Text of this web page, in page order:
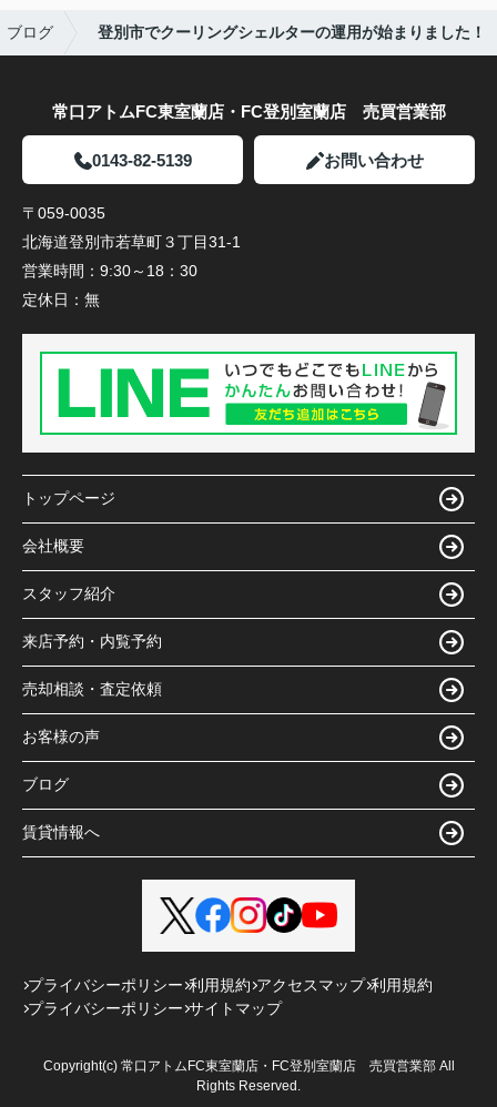
ブログ 登別市でクーリングシェルターの運用が始まりました！
常口アトムFC東室蘭店・FC登別室蘭店 売買営業部
0143-82-5139 お問い合わせ
〒059-0035
北海道登別市若草町３丁目31-1
営業時間： 9:30～18：30
定休日： 無
トップページ
会社概要
スタッフ紹介
来店予約・内覧予約
売却相談・査定依頼
お客様の声
ブログ
賃貸情報へ
プライバシーポリシー 利用規約 アクセスマップ 利用規約
プライバシーポリシー サイトマップ
Copyright(c) 常口アトムFC東室蘭店・FC登別室蘭店 売買営業部 All
Rights Reserved.